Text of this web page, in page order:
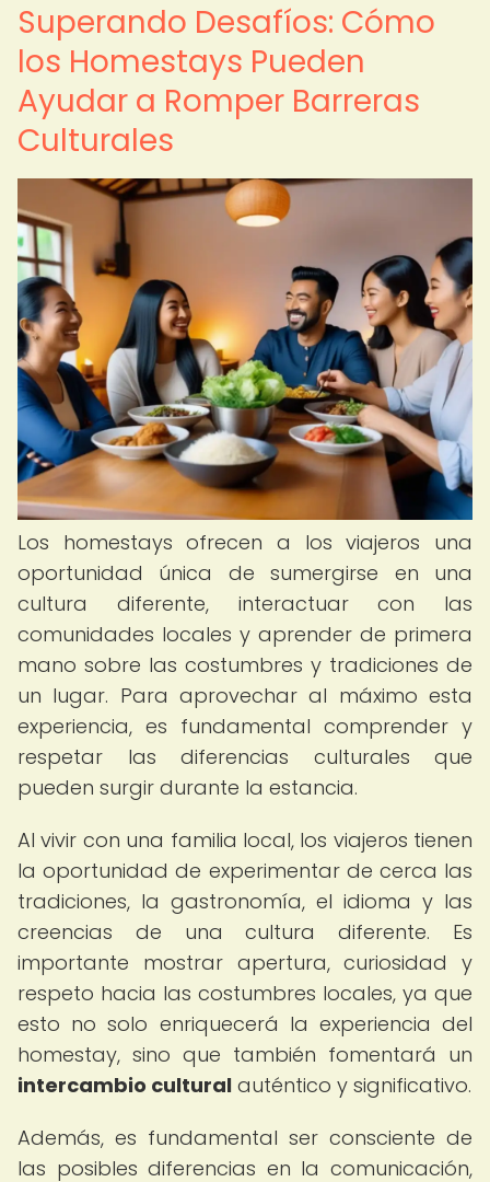
Superando Desafíos: Cómo
los Homestays Pueden
Ayudar a Romper Barreras
Culturales
Los homestays ofrecen a los viajeros una
oportunidad única de sumergirse en una
cultura diferente, interactuar con las
comunidades locales y aprender de primera
mano sobre las costumbres y tradiciones de
un lugar. Para aprovechar al máximo esta
experiencia, es fundamental comprender y
respetar las diferencias culturales que
pueden surgir durante la estancia.
Al vivir con una familia local, los viajeros tienen
la oportunidad de experimentar de cerca las
tradiciones, la gastronomía, el idioma y las
creencias de una cultura diferente. Es
importante mostrar apertura, curiosidad y
respeto hacia las costumbres locales, ya que
esto no solo enriquecerá la experiencia del
homestay, sino que también fomentará un
intercambio cultural auténtico y significativo.
Además, es fundamental ser consciente de
las posibles diferencias en la comunicación,